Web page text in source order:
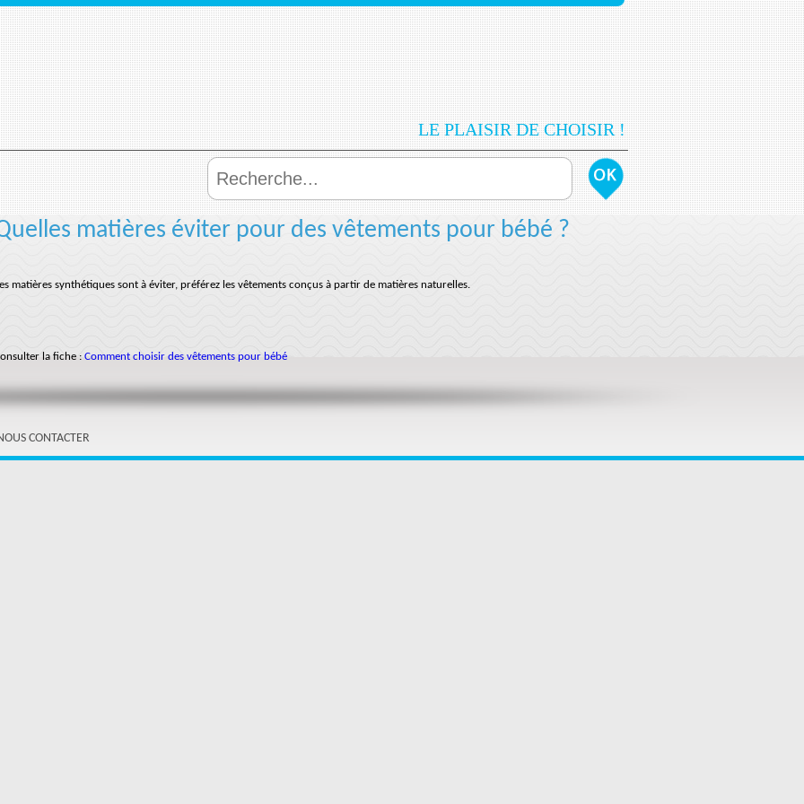
LE PLAISIR DE CHOISIR !
matières éviter pour des vêtements pour bébé ?
matières synthétiques sont à éviter, préférez les vêtements conçus à partir de matières naturelles.
la fiche : Comment choisir des vêtements pour bébé
CONTACTER